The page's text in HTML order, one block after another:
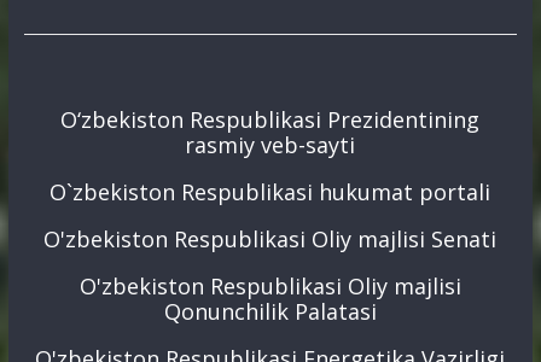
O‘zbekiston Respublikasi Prezidentining
rasmiy veb-sayti
O`zbekiston Respublikasi hukumat portali
O'zbekiston Respublikasi Oliy majlisi Senati
O'zbekiston Respublikasi Oliy majlisi
Qonunchilik Palatasi